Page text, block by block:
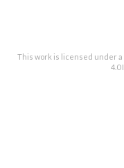
This work is licensed under
4.0